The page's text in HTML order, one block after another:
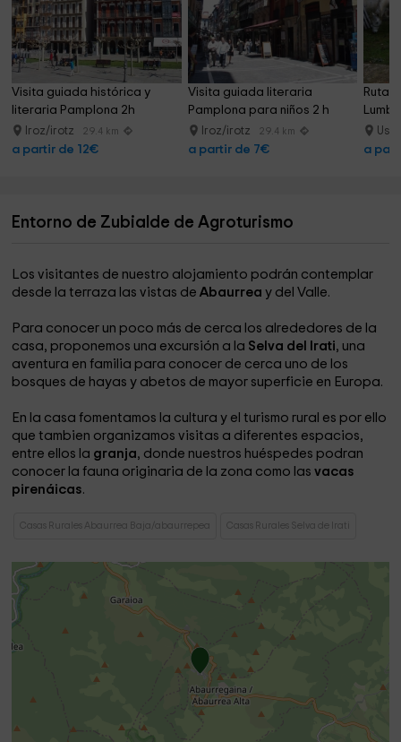
Visita guiada histórica y
literaria Pamplona 2h
Iroz/irotz 29.4 km
a partir de 12€
Visita guiada literaria
Pamplona para niños 2 h
Iroz/irotz 29.4 km
a partir de 7€
Ruta
a
Entorno de Zubialde de Agroturismo
Los visitantes de nuestro alojamiento podrán contemplar
desde la terraza las vistas deAbaurreay del Valle.
Para conocer un poco más de cerca los alrededores de la
casa, proponemos una excursión a la Selva del Irati, una
aventura en familia para conocer de cerca uno de los
bosques de hayas y abetos de mayor superficie en Europa.
En la casa fomentamos la cultura y el turismo rural es por ello
que tambien organizamos visitas a diferentes espacios,
entre ellos la granja, donde nuestros huéspedes podran
conocer la fauna originaria de la zona como lasvacas
pirenáicas.
Casas Rurales Abaurrea Baja/abaurrepea Casas Rurales Selva de Irati